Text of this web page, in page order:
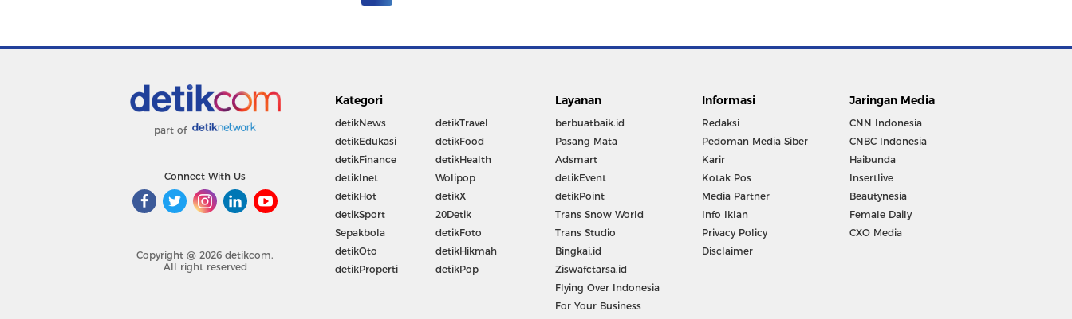
part of
Connect With Us
Copyright @ 2026 detikcom.
All right reserved
Kategori
detikNews
detikEdukasi
detikFinance
detikInet
detikHot
detikSport
Sepakbola
detikOto
detikProperti
detikTravel
detikFood
detikHealth
Wolipop
detikX
20Detik
detikFoto
detikHikmah
detikPop
Layanan
berbuatbaik.id
Pasang Mata
Adsmart
detikEvent
detikPoint
Trans Snow World
Trans Studio
Bingkai.id
Ziswafctarsa.id
Flying Over Indonesia
For Your Business
Informasi
Redaksi
Pedoman Media Siber
Karir
Kotak Pos
Media Partner
Info Iklan
Privacy Policy
Disclaimer
Jaringan Media
CNN Indonesia
CNBC Indonesia
Haibunda
Insertlive
Beautynesia
Female Daily
CXO Media